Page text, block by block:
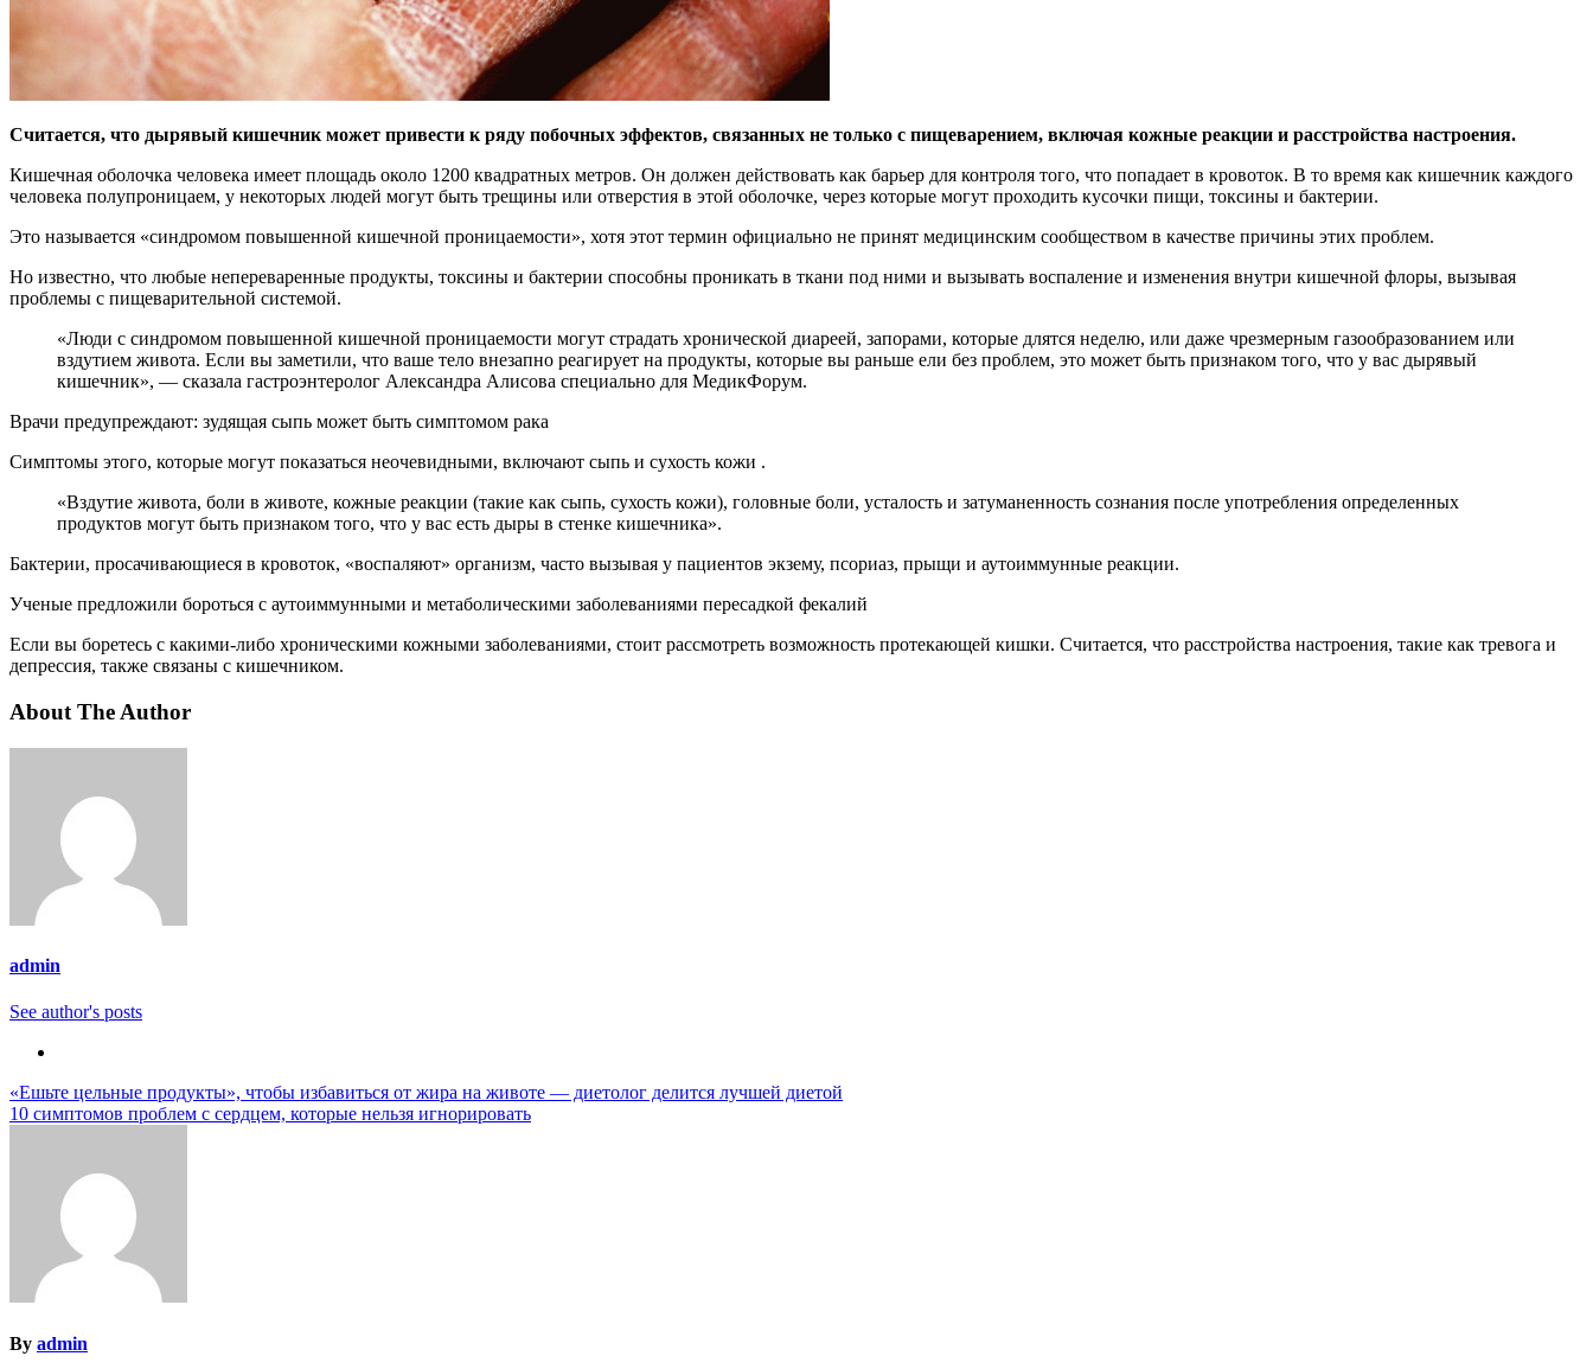
Считается, что дырявый кишечник может привести к ряду побочных эффектов, связанных не только с пищеварением, включая кожные реакции и расстройства настроения.
Кишечная оболочка человека имеет площадь около 1200 квадратных метров. Он должен действовать как барьер для контроля того, что попадает в кровоток. В то время как кишечник каждого
человека полупроницаем, у некоторых людей могут быть трещины или отверстия в этой оболочке, через которые могут проходить кусочки пищи, токсины и бактерии.
Это называется «синдромом повышенной кишечной проницаемости», хотя этот термин официально не принят медицинским сообществом в качестве причины этих проблем.
Но известно, что любые непереваренные продукты, токсины и бактерии способны проникать в ткани под ними и вызывать воспаление и изменения внутри кишечной флоры, вызывая
проблемы с пищеварительной системой.
«Люди с синдромом повышенной кишечной проницаемости могут страдать хронической диареей, запорами, которые длятся неделю, или даже чрезмерным газообразованием или
вздутием живота. Если вы заметили, что ваше тело внезапно реагирует на продукты, которые вы раньше ели без проблем, это может быть признаком того, что у вас дырявый
кишечник», — сказала гастроэнтеролог Александра Алисова специально для МедикФорум.
Врачи предупреждают: зудящая сыпь может быть симптомом рака
Симптомы этого, которые могут показаться неочевидными, включают сыпь и сухость кожи .
«Вздутие живота, боли в животе, кожные реакции (такие как сыпь, сухость кожи), головные боли, усталость и затуманенность сознания после употребления определенных
продуктов могут быть признаком того, что у вас есть дыры в стенке кишечника».
Бактерии, просачивающиеся в кровоток, «воспаляют» организм, часто вызывая у пациентов экзему, псориаз, прыщи и аутоиммунные реакции.
Ученые предложили бороться с аутоиммунными и метаболическими заболеваниями пересадкой фекалий
Если вы боретесь с какими-либо хроническими кожными заболеваниями, стоит рассмотреть возможность протекающей кишки. Считается, что расстройства настроения, такие как тревога и
депрессия, также связаны с кишечником.
About The Author
admin
See author's posts
Навигация
по
«Ешьте цельные продукты», чтобы избавиться от жира на животе — диетолог делится лучшей диетой
10 симптомов проблем с сердцем, которые нельзя игнорировать
By admin